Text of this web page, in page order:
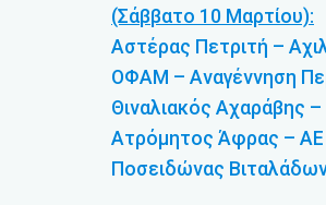
(Σάββατο 10 Μαρτίου):
Αστέρας Πετριτή –
ΟΦΑΜ – Αναγέννηση
Θιναλιακός Αχαράβης
Ατρόμητος Άφρας –
Ποσειδώνας